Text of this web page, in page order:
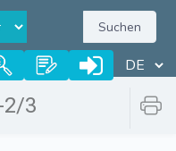
Suchen
2/3